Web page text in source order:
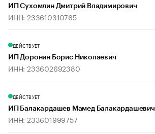
ИП Сухомлин Дмитрий Владимирович
ИНН: 233610310765
ДЕЙСТВУЕТ
ИП Доронин Борис Николаевич
ИНН: 233602692380
ДЕЙСТВУЕТ
ИП Балакардашев Мамед Балакардашевич
ИНН: 233601999757